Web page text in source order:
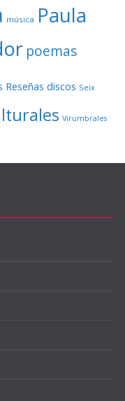
música Paula
poemas
Reseñas discos Seix
Virumbrales